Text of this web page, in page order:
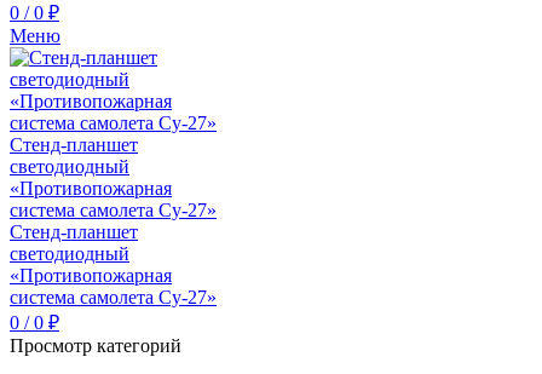
0 / 0 ₽
Меню
0 / 0 ₽
Просмотр категорий